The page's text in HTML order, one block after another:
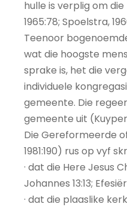
hulle is verplig om
1965:78; Spoelstra,
Teenoor
wat die hoogste
sprake is, het die
individuele
gemeente. Die
gemeente uit (Kuyper,
Die Gereformeerde
1981:190) rus op vyf
· dat die Here Jesus
Johannes 13:13;
· dat die plaaslike